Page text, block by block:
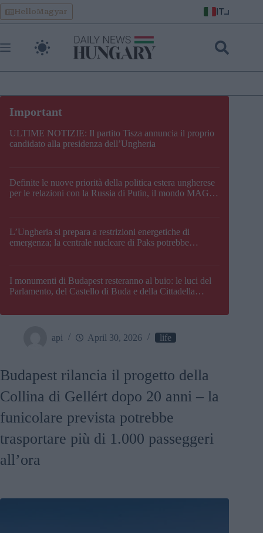
Skip
to
content
HelloMagyar IT
ULTIME NOTIZIE: Il partito Tisza annuncia il proprio
candidato alla presidenza dell’Ungheria
Definite le nuove priorità della politica estera ungherese
per le relazioni con la Russia di Putin, il mondo MAGA,
L’Ungheria si prepara a restrizioni energetiche di
emergenza; la centrale nucleare di Paks potrebbe
I monumenti di Budapest resteranno al buio: le luci del
Parlamento, del Castello di Buda e della Cittadella
api April 30, 2026 life
Budapest rilancia il progetto della
Collina di Gellért dopo 20 anni – la
funicolare prevista potrebbe
trasportare più di 1.000 passeggeri
all’ora